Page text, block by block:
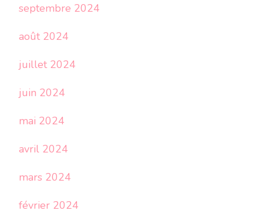
septembre 2024
août 2024
juillet 2024
juin 2024
mai 2024
avril 2024
mars 2024
février 2024